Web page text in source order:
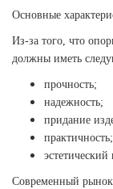
Основные
Из-за того, что
должны иметь
прочность;
надежность;
придание
практичность;
Современный рынок